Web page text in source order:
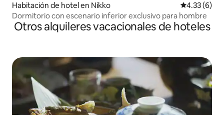
Habitación de hotel en Nikko Calificación
4.33 (6)
Dormitorio con escenario inferior exclusivo para hombre
Otros alquileres vacacionales de hoteles